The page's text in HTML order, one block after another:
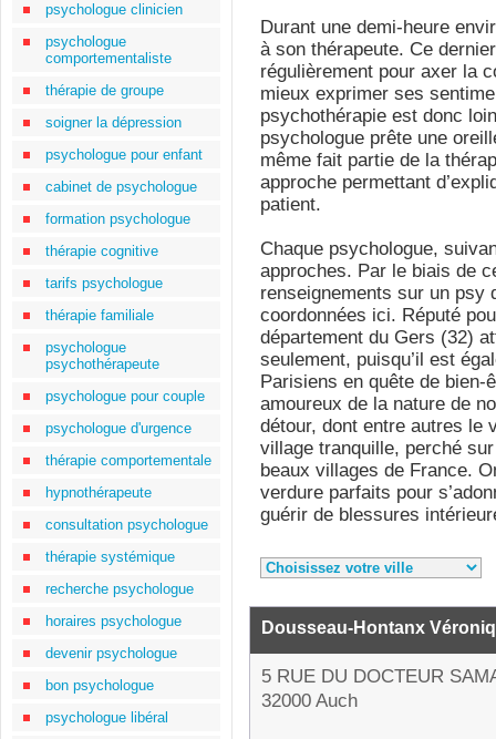
psychologue clinicien
psychologue
comportementaliste
thérapie de groupe
soigner la dépression
psychologue pour enfant
cabinet de psychologue
formation psychologue
thérapie cognitive
tarifs psychologue
thérapie familiale
psychologue
psychothérapeute
psychologue pour couple
psychologue d'urgence
thérapie comportementale
hypnothérapeute
consultation psychologue
thérapie systémique
recherche psychologue
horaires psychologue
devenir psychologue
bon psychologue
psychologue libéral
Durant une demi-heure
à son thérapeute. Ce
régulièrement pour axer la
mieux exprimer ses
psychothérapie est donc
psychologue prête une
même fait partie de la
approche permettant
patient.
Chaque psychologue,
approches. Par le biais de
renseignements sur un psy
coordonnées ici. Réputé
département du Gers (32)
seulement, puisqu’il est
Parisiens en quête de
amoureux de la nature de
détour, dont entre autres le
village tranquille, perché
beaux villages de France.
verdure parfaits pour
guérir de blessures
Dousseau-Hontanx
5 RUE DU DOCTEUR
32000 Auch